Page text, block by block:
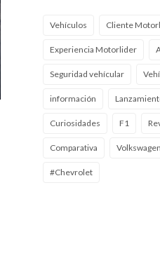
Vehículos Cliente
Experiencia Motorlider
Seguridad vehícular
información
Curiosidades F1
Comparativa Volkswagen
#Chevrolet